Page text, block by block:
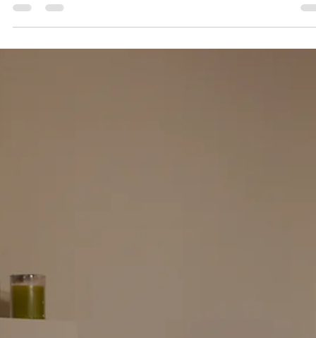
senza una strategia precisa per stanza. Questo porta a scatole
confuse, oggetti introvabili e tempi di sistemazione molto più